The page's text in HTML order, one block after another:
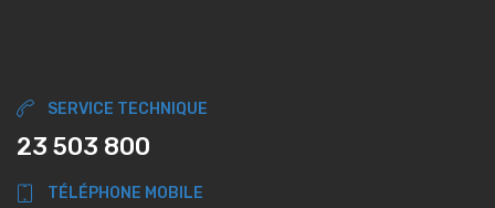
SERVICE TECHNIQUE
23 503 800
TÉLÉPHONE MOBILE